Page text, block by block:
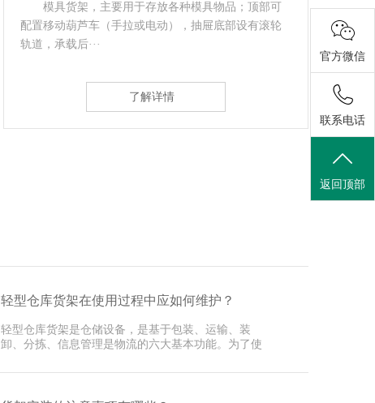
悬臂式货架是货架中重要的一种。悬臂式货架适
用于存放长物料、环型物料、板材、管材及不规则货
物。悬臂可以···
了解详情
仓储
故也
轻型仓库货架在使用过程中应如何维护？
轻型仓库货架是仓储设备，是基于包装、运输、装
卸、分拣、信息管理是物流的六大基本功能。为了使
官方微信
联系电话
返回顶部